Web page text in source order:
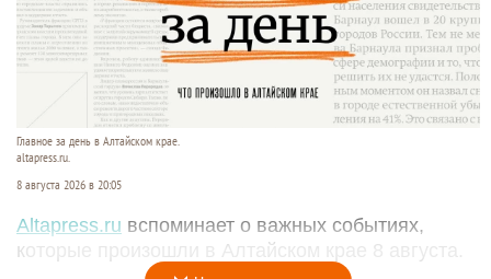
Главное за день в Алтайском крае.
altapress.ru.
8 августа 2026 в 20:05
Altapress.ru вспоминает о важных событиях,
которые произошли в Алтайском крае 8 августа.